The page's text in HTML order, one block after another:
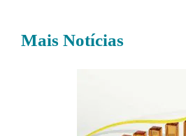
Mais Notícias